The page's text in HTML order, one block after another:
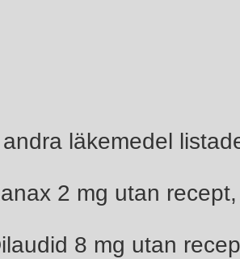
läkemedel
2 mg utan recept,
8 mg utan